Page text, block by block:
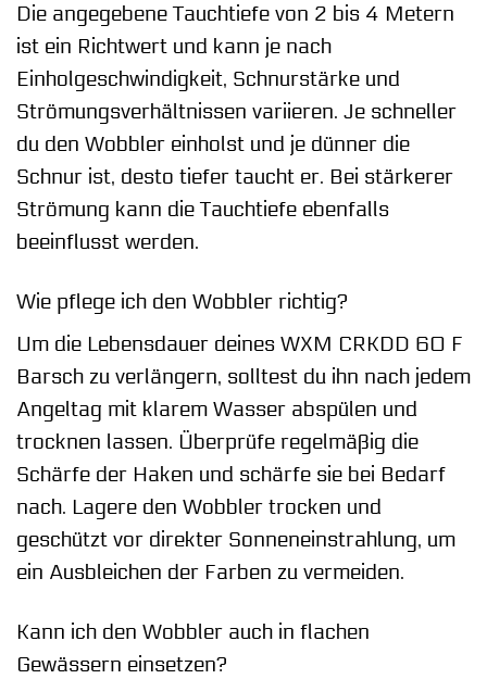
Die angegebene Tauchtiefe von 2 bis 4 Metern
ist ein Richtwert und kann je nach
Einholgeschwindigkeit, Schnurstärke und
Strömungsverhältnissen variieren. Je schneller
du den Wobbler einholst und je dünner die
Schnur ist, desto tiefer taucht er. Bei stärkerer
Strömung kann die Tauchtiefe ebenfalls
beeinflusst werden.
Wie pflege ich den Wobbler richtig?
Um die Lebensdauer deines WXM CRKDD 60 F
Barsch zu verlängern, solltest du ihn nach jedem
Angeltag mit klarem Wasser abspülen und
trocknen lassen. Überprüfe regelmäßig die
Schärfe der Haken und schärfe sie bei Bedarf
nach. Lagere den Wobbler trocken und
geschützt vor direkter Sonneneinstrahlung, um
ein Ausbleichen der Farben zu vermeiden.
Kann ich den Wobbler auch in flachen
Gewässern einsetzen?